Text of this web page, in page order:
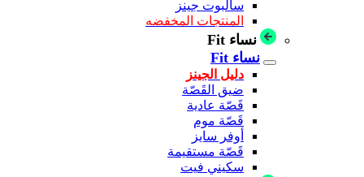
سالبوت جينز
المنتجات المخفضه
نساء Fit
نساء Fit
دليل الجينز
ضيق القَصّة
قَصّة عادية
قَصّة موم
أوفر سايز
قَصّة مستقيمة
سكيني فيت